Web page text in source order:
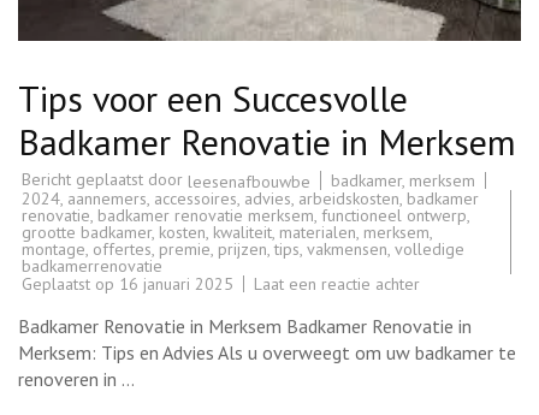
Tips voor een Succesvolle
Badkamer Renovatie in Merksem
Bericht geplaatst door leesenafbouwbe badkamer, merksem
2024, aannemers, accessoires, advies, arbeidskosten, badkamer
renovatie, badkamer renovatie merksem, functioneel ontwerp,
grootte badkamer, kosten, kwaliteit, materialen, merksem,
montage, offertes, premie, prijzen,tips, vakmensen, volledige
badkamerrenovatie
Geplaatst op 16 januari 2025 Laat een reactie achterop
voor
een
Succesvolle
Badkamer
Badkamer Renovatie in Merksem Badkamer Renovatie in
Merksem: Tips en Advies Als u overweegt om uw badkamer te
renoveren in …